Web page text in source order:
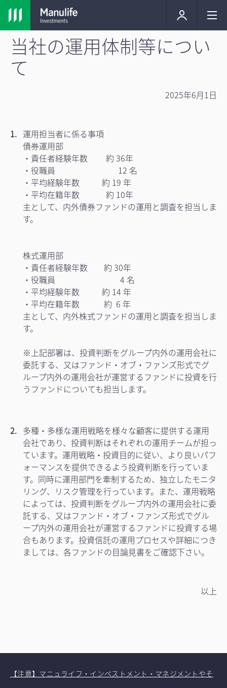
当社の運用体制等につい
て
2025年6月1日
運用担当者に係る事項
債券運用部
・責任者経験年数 約 36年
・役職員 12 名
・平均経験年数 約 19 年
・平均在籍年数 約 10年
主として、内外債券ファンドの運用と調査を担当しま
す。
株式運用部
・責任者経験年数 約 30年
・役職員 4 名
・平均経験年数 約 14 年
・平均在籍年数 約 6 年
主として、内外株式ファンドの運用と調査を担当しま
す。
※上記部署は、投資判断をグループ内外の運用会社に
委託する、又はファンド・オブ・ファンズ形式でグ
ループ内外の運用会社が運営するファンドに投資を行
うファンドについても担当します。
多種・多様な運用戦略を様々な顧客に提供する運用
会社であり、投資判断はそれぞれの運用チームが担っ
ています。運用戦略・投資目的に従い、より良いパフ
ォーマンスを提供できるよう投資判断を行っていま
す。同時に運用部門を牽制するため、独立したモニタ
リング、リスク管理を行っています。また、運用戦略
によっては、投資判断をグループ内外の運用会社に委
託する、又はファンド・オブ・ファンズ形式でグル
ープ内外の運用会社が運営するファンドに投資する場
合もあります。投資信託の運用プロセスや詳細につき
ましては、各ファンドの目論見書をご確認下さい。
以上
【注意】マニュライフ・インベストメント・マネジメントやそ